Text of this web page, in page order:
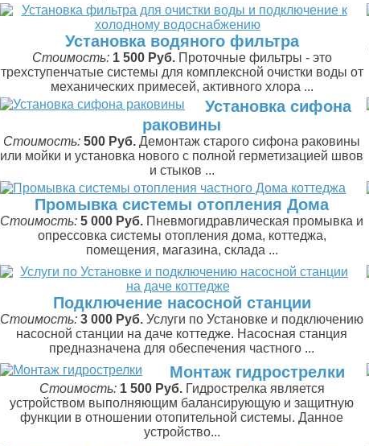
Установка водяного фильтра
Стоимость: 1 500 Руб. Проточные фильтры - это
трехступенчатые системы для комплексной очистки воды от
механических примесей, активного хлора ...
Установка сифона
раковины
Стоимость: 500 Руб. Демонтаж старого сифона раковины
или мойки и установка нового с полной герметизацией швов
и стыков ...
Промывка системы отопления Дома
Стоимость: 5 000 Руб. Пневмогидравлическая промывка и
опрессовка системы отопления дома, коттеджа,
помещения, магазина, склада ...
Подключение насосной станции
Стоимость: 3 000 Руб. Услуги по Установке и подключению
насосной станции на даче коттедже. Насосная станция
предназначена для обеспечения частного ...
Монтаж гидрострелки
Стоимость: 1 500 Руб. Гидрострелка является
устройством выполняющим балансирующую и защитную
функции в отношении отопительной системы. Данное
устройство...